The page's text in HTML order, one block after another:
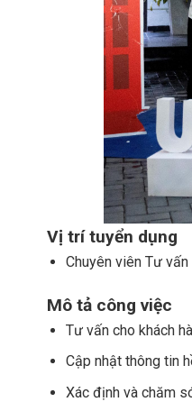
Vị trí tuyển dụng
Chuyên viên Tư vấn
Mô tả công việc
Tư vấn cho khách
Cập nhật thông tin
Xác định và chăm